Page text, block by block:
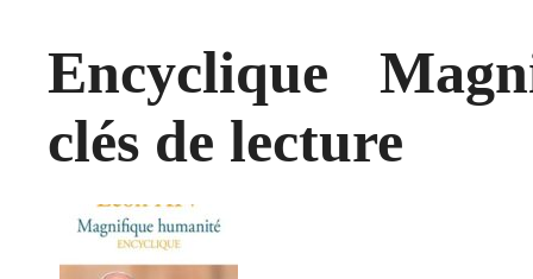
Encyclique
clés de lecture